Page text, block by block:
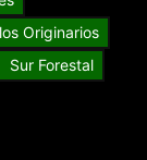
Originarios
Sur Forestal